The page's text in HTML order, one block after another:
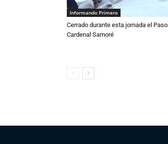
Informando Primero
Cerrado durante esta jornada el Paso
Cardenal Samoré